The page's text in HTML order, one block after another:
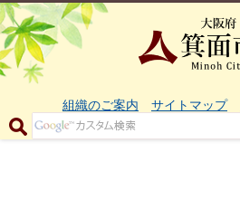
組織のご案内 サイトマップ